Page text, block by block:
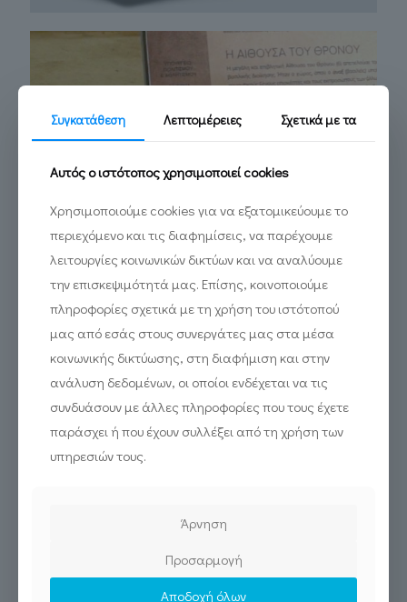
VR, AR, QR CODES
Ξενάγηση στο ανάκτορο του Νέστορα
πραγματικότητα με τη χρήση της
τεχνολογίας QR Code, η οποία προσφέρει
στον επισκέπτη μια πρωτόγνωρη
βιωματική εμπειρία
Εικονική περιήγηση σε πραγματικό χρόνο
στο Ενετικό Ηράκλειο του 16ου αιώνα
Συγκατάθεση Λεπτομέρειες Σχετικά με τα
Αυτός ο ιστότοπος χρησιμοποιεί cookies
Χρησιμοποιούμε cookies για να εξατομικεύουμε το
περιεχόμενο και τις διαφημίσεις, να παρέχουμε
λειτουργίες κοινωνικών δικτύων και να αναλύουμε
την επισκεψιμότητά μας. Επίσης, κοινοποιούμε
πληροφορίες σχετικά με τη χρήση του ιστότοπού
μας από εσάς στους συνεργάτες μας στα μέσα
κοινωνικής δικτύωσης, στη διαφήμιση και στην
ανάλυση δεδομένων, οι οποίοι ενδέχεται να τις
συνδυάσουν με άλλες πληροφορίες που τους έχετε
παράσχει ή που έχουν συλλέξει από τη χρήση των
υπηρεσιών τους.
Άρνηση
Προσαρμογή
Αποδοχή όλων